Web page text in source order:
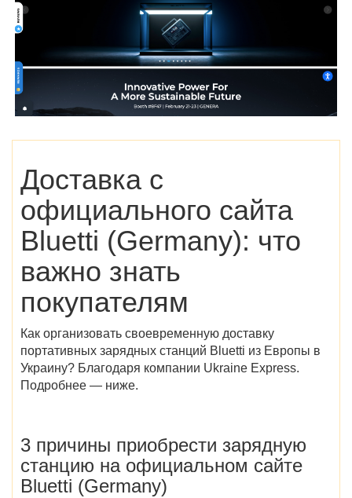
Доставка с
официального сайта
Bluetti (Germany): что
важно знать
покупателям
Как организовать своевременную доставку
портативных зарядных станций Bluetti из Европы в
Украину? Благодаря компании Ukraine Express.
Подробнее — ниже.
3 причины приобрести зарядную
станцию на официальном сайте
Bluetti (Germany)